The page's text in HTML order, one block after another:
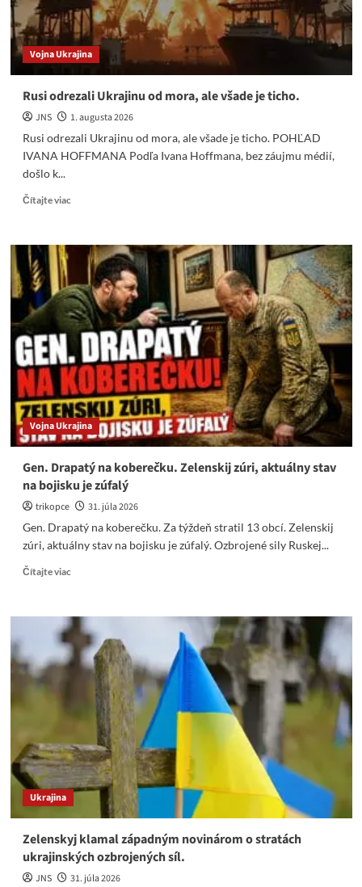
Rosatomu
v
Čiernom
mori.
Vojna Ukrajina
Rusi odrezali Ukrajinu od mora, ale všade je ticho.
JNS
1. augusta 2026
Rusi odrezali Ukrajinu od mora, ale všade je ticho. POHĽAD
IVANA HOFFMANA Podľa Ivana Hoffmana, bez záujmu médií,
došlo k...
Čítajte viacRead
Rusi
odrezali
Ukrajinu
od
mora,
ale
všade
ticho.
Vojna Ukrajina
Gen. Drapatý na koberečku. Zelenskij zúri, aktuálny stav
na bojisku je zúfalý
trikopce
31. júla 2026
Gen. Drapatý na koberečku. Za týždeň stratil 13 obcí. Zelenskij
zúri, aktuálny stav na bojisku je zúfalý. Ozbrojené sily Ruskej...
Čítajte viacRead
Gen.
Drapatý
na
koberečku.
Zelenskij
aktuálny
stav
bojisku
je
zúfalý
Ukrajina
Zelenskyj klamal západným novinárom o stratách
ukrajinských ozbrojených síl.
JNS
31. júla 2026